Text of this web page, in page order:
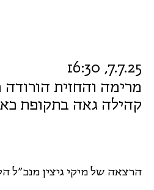
מרימה והחזית הורודה
קהילה גאה בתקופת
7.7.25, 16:30
הרצאה של מיקי גיצין מנכ״ל